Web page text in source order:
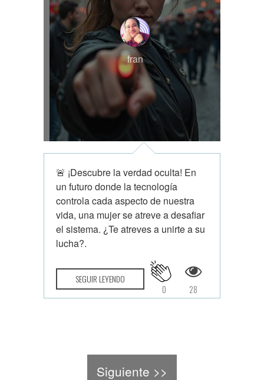
fran
🚨 ¡Descubre la verdad oculta! En
un futuro donde la tecnología
controla cada aspecto de nuestra
vida, una mujer se atreve a desafiar
el sistema. ¿Te atreves a unirte a su
lucha?.
SEGUIR LEYENDO
28
0
Siguiente >>